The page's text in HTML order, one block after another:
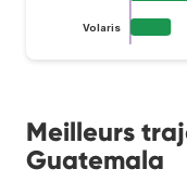
Volaris
Meilleurs
Guatemala